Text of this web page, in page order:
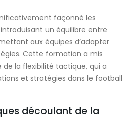
façonné les
un équilibre entre
aux équipes d’adapter
Cette formation a mis
de la flexibilité tactique, qui a
et stratégies dans le football
découlant de la